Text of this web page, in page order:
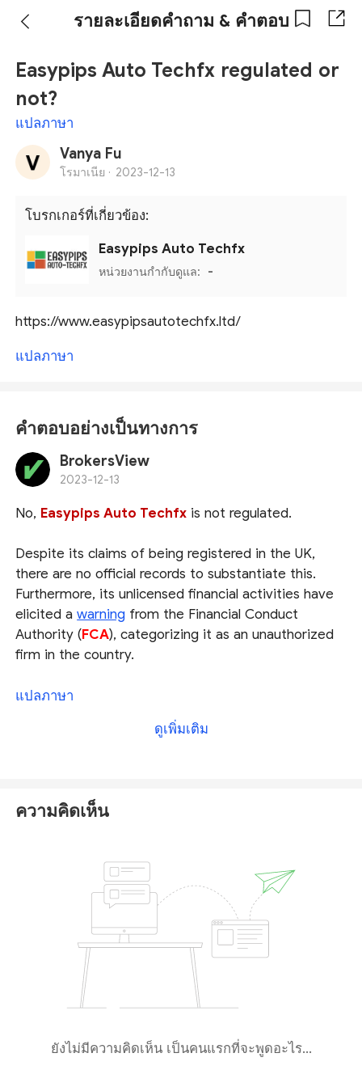
รายละเอียดคำถาม & คำตอบ
Easypips Auto Techfx regulated or
not?
แปลภาษา
Vanya Fu
โรมาเนีย · 2023-12-13
โบรกเกอร์ที่เกี่ยวข้อง:
Easypips Auto Techfx
หน่วยงานกำกับดูแล: -
https://www.easypipsautotechfx.ltd/
แปลภาษา
คำตอบอย่างเป็นทางการ
BrokersView
2023-12-13
No, Easypips Auto Techfx is not regulated.
Despite its claims of being registered in the UK,
there are no official records to substantiate this.
Furthermore, its unlicensed financial activities have
elicited awarning from the Financial Conduct
Authority (FCA), categorizing it as an unauthorized
firm in the country.
Easypips Auto Techfx, therefore, appears to be a
potential scam posing significant risks. Engaging in
trade with it could expose individuals to fraud and
for fully regulated entities with solid reputations.
แปลภาษา
ดูเพิ่มเติม
ความคิดเห็น
ยังไม่มีความคิดเห็น เป็นคนแรกที่จะพูดอะไร...